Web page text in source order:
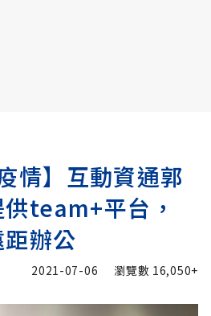
情】互動資通郭
team+平台，
辦公
2021-07-06 瀏覽數 16,050+